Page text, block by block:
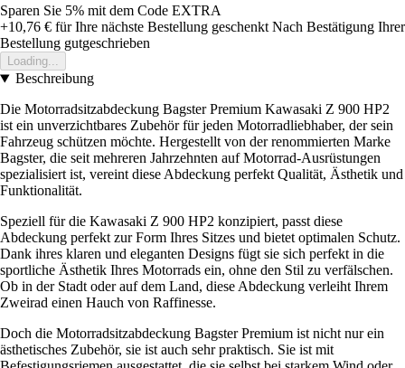
Sparen Sie 5% mit dem Code EXTRA
+10,76 € für Ihre nächste Bestellung geschenkt Nach Bestätigung Ihrer
Bestellung gutgeschrieben
Loading...
Beschreibung
Die Motorradsitzabdeckung Bagster Premium Kawasaki Z 900 HP2
ist ein unverzichtbares Zubehör für jeden Motorradliebhaber, der sein
Fahrzeug schützen möchte. Hergestellt von der renommierten Marke
Bagster, die seit mehreren Jahrzehnten auf Motorrad-Ausrüstungen
spezialisiert ist, vereint diese Abdeckung perfekt Qualität, Ästhetik und
Funktionalität.
Speziell für die Kawasaki Z 900 HP2 konzipiert, passt diese
Abdeckung perfekt zur Form Ihres Sitzes und bietet optimalen Schutz.
Dank ihres klaren und eleganten Designs fügt sie sich perfekt in die
sportliche Ästhetik Ihres Motorrads ein, ohne den Stil zu verfälschen.
Ob in der Stadt oder auf dem Land, diese Abdeckung verleiht Ihrem
Zweirad einen Hauch von Raffinesse.
Doch die Motorradsitzabdeckung Bagster Premium ist nicht nur ein
ästhetisches Zubehör, sie ist auch sehr praktisch. Sie ist mit